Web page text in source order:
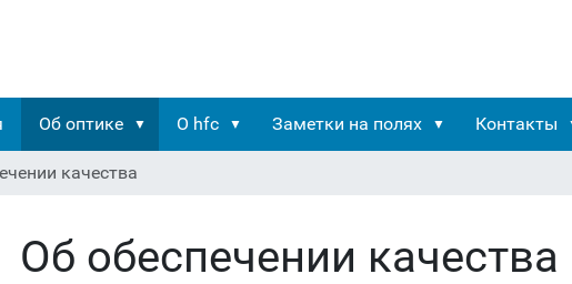
Об оптике О hfc Заметки на полях Контакты
качества
Об обеспечении качества